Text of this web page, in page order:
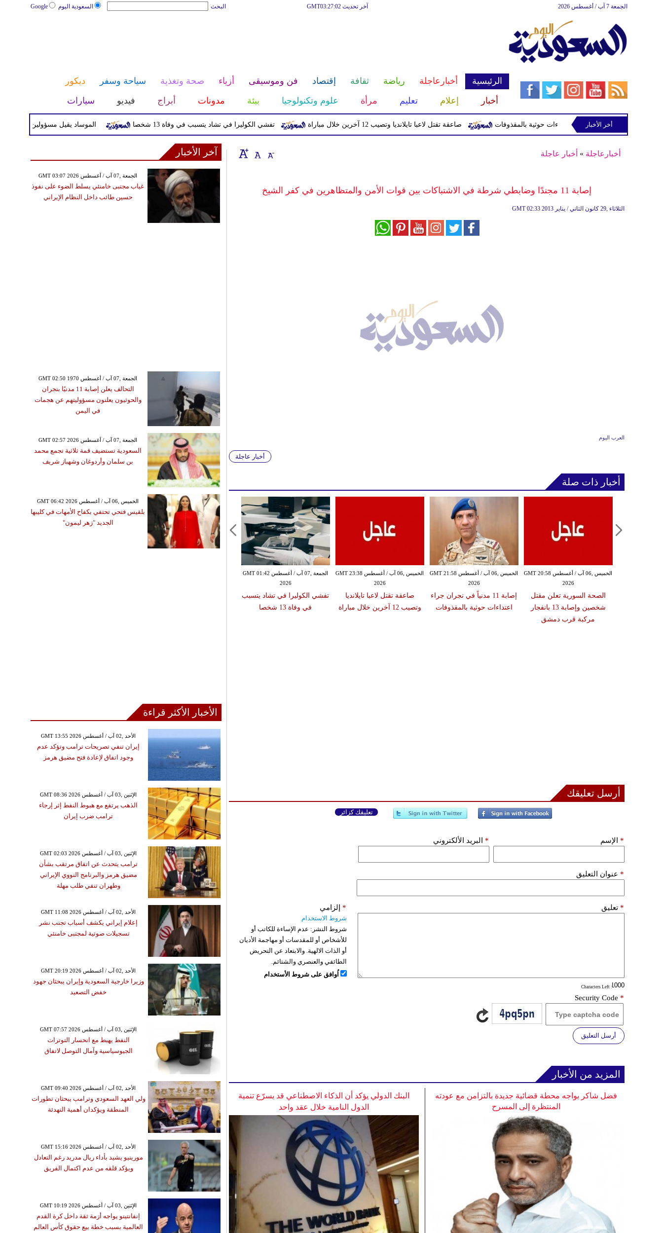
السعودية اليوم Google البحث آخر تحديث GMT03:27:02 الجمعة 7 آب / أغسطس 2026
الرئيسية أخبارعاجلة رياضة ثقافة إقتصاد فن وموسيقى أزياء صحة وتغذية سياحة وسفر
ديكور
أخبار
إعلام تعليم مرأة علوم وتكنولوجيا بيئة مدونات أبراج فيديو سيارات
الموساد يقيل مسؤولين بارزين بعد تعثر تفشي الكوليرا في تشاد يتسبب في وفاة 13 شخصا صاعقة تقتل لاعبا تايلانديا وتصيب 12 آخرين خلال مباراة أخر الأخبار
أخبارعاجلة » أخبار عاجلة
إصابة 11 مجندًا وضابطي شرطة في الاشتباكات بين قوات الأمن والمتظاهرين في كفر الشيخ
GMT 02:33 2013 الثلاثاء ,29 كانون الثاني / يناير
العرب اليوم
أخبار عاجلة
أخبار ذات صلة
الجمعة ,07 آب / أغسطس GMT 01:42
2026
تفشي الكوليرا في تشاد يتسبب
في وفاة 13 شخصا
الخميس ,06 آب / أغسطس GMT 23:38
2026
صاعقة تقتل لاعبا تايلانديا
وتصيب 12 آخرين خلال مباراة
الخميس ,06 آب / أغسطس GMT 21:58
2026
إصابة 11 مدنياً في نجران جراء
اعتداءات حوثية بالمقذوفات
الخميس ,06 آب / أغسطس GMT 20:58
2026
الصحة السورية تعلن مقتل
شخصين وإصابة 13 بانفجار
مركبة قرب دمشق
أرسل تعليقك
تعليقك كزائر
الإسم * البريد الألكتروني *
عنوان التعليق *
تعليق *
: Characters Left
إلزامي *
شروط الاستخدام
شروط النشر: عدم الإساءة للكاتب أو
للأشخاص أو للمقدسات أو مهاجمة الأديان
أو الذات الالهية. والابتعاد عن التحريض
الطائفي والعنصري والشتائم.
اُوافق على شروط الأستخدام
Security Code *
أرسل التعليق
المزيد من الأخبار
البنك الدولي يؤكد أن الذكاء الاصطناعي قد يسرّع تنمية
الدول النامية خلال عقد واحد
فضل شاكر يواجه محطة قضائية جديدة بالتزامن مع عودته
المنتظرة إلى المسرح
آخر الأخبار
GMT 03:07 2026 الجمعة ,07 آب / أغسطس
غياب مجتبى خامنئي يسلط الضوء على نفوذ
حسين طائب داخل النظام الإيراني
GMT 02:50 1970 الجمعة ,07 آب / أغسطس
التحالف يعلن إصابة 11 مدنيًا بنجران
والحوثيون يعلنون مسؤوليتهم عن هجمات
في اليمن
GMT 02:57 2026 الجمعة ,07 آب / أغسطس
السعودية تستضيف قمة ثلاثية تجمع محمد
بن سلمان وأردوغان وشهباز شريف
GMT 06:42 2026 الخميس ,06 آب / أغسطس
بلقيس فتحي تحتفي بكفاح الأمهات في كليبها
الجديد "زهر ليمون"
الأخبار الأكثر قراءة
GMT 13:55 2026 الأحد ,02 آب / أغسطس
إيران تنفي تصريحات ترامب وتؤكد عدم
وجود اتفاق لإعادة فتح مضيق هرمز
GMT 08:36 2026 الإثنين ,03 آب / أغسطس
الذهب يرتفع مع هبوط النفط إثر إرجاء
ترامب ضرب إيران
GMT 02:03 2026 الإثنين ,03 آب / أغسطس
ترامب يتحدث عن اتفاق مرتقب بشأن
مضيق هرمز والبرنامج النووي الإيراني
وطهران تنفي طلب مهلة
GMT 11:08 2026 الأحد ,02 آب / أغسطس
إعلام إيراني يكشف أسباب تجنب نشر
تسجيلات صوتية لمجتبى خامنئي
GMT 20:19 2026 الأحد ,02 آب / أغسطس
وزيرا خارجية السعودية وإيران يبحثان جهود
خفض التصعيد
GMT 07:57 2026 الإثنين ,03 آب / أغسطس
النفط يهبط مع انحسار التوترات
الجيوسياسية وآمال التوصل لاتفاق
GMT 09:40 2026 الأحد ,02 آب / أغسطس
ولي العهد السعودي وترامب يبحثان تطورات
المنطقة ويؤكدان أهمية التهدئة
GMT 15:16 2026 الأحد ,02 آب / أغسطس
مورينيو يشيد بأداء ريال مدريد رغم التعادل
ويؤكد قلقه من عدم اكتمال الفريق
GMT 10:19 2026 الإثنين ,03 آب / أغسطس
إنفانتينو يواجه أزمة ثقة داخل كرة القدم
العالمية بسبب خطة بيع حقوق كأس العالم